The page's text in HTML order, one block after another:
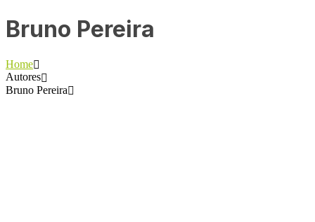
Bruno Pereira
Home
Autores
Bruno Pereira